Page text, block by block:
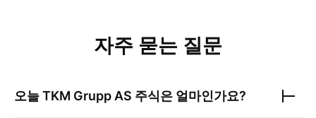
자주 묻는 질문
오늘TKM Grupp AS 주식은 얼마인가요?